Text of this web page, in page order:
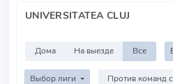
UNIVERSITATEA CLUJ
Дома На выезде Все
Выбор лиги Против команд с